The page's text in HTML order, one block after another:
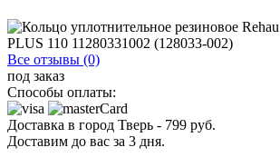
Все отзывы (0)
под заказ
Способы оплаты:
Доставка в город Тверь - 799 руб.
Доставим до вас за 3 дня.